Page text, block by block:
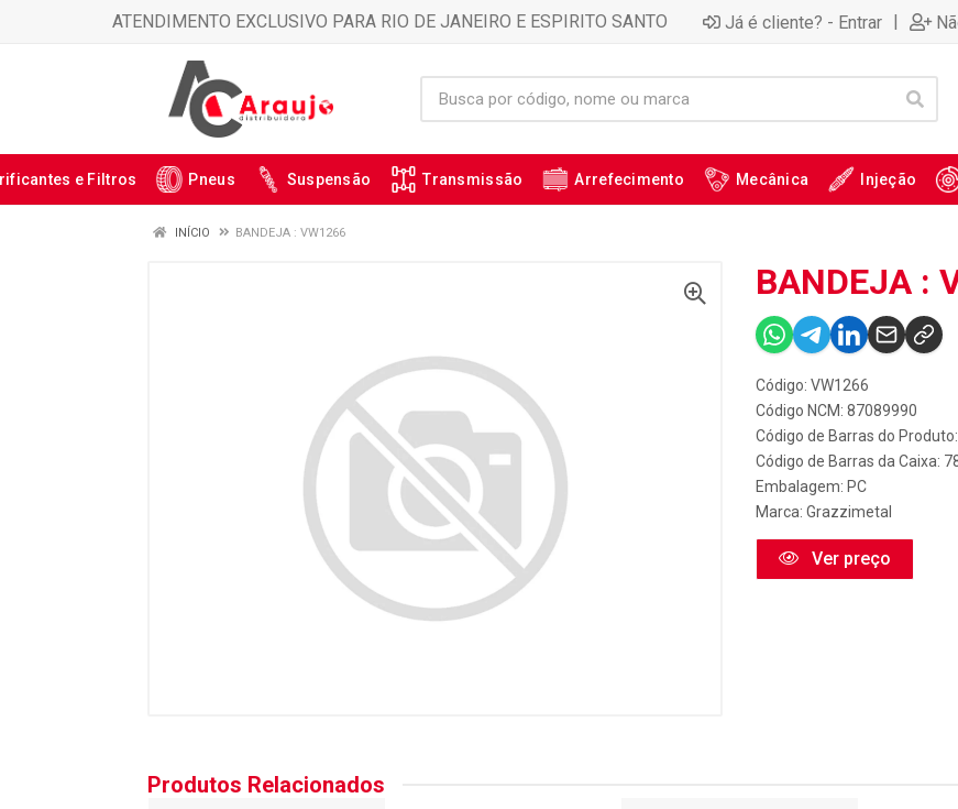
ATENDIMENTO EXCLUSIVO PARA RIO DE JANEIRO E ESPIRITO SANTO Já é cliente? - Entrar |
e Filtros Pneus Suspensão Transmissão Arrefecimento Mecânica Injeção
INÍCIO BANDEJA : VW1266
BANDEJA :
Código: VW1266
Código NCM: 87089990
Código de Barras do
Código de Barras da Caixa:
Embalagem: PC
Marca: Grazzimetal
Ver preço
Produtos Relacionados